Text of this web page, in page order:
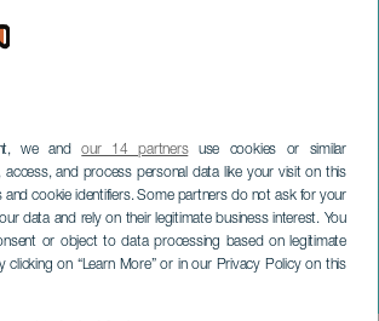
we andour 14 partnersuse cookies or similar
and process personal data like your visit on this
and cookie identifiers. Some partners do not ask for your
data and rely on their legitimate business interest. You
or object to data processing based on legitimate
clicking on “Learn More” or in our Privacy Policy on this
y Camilla Faustino